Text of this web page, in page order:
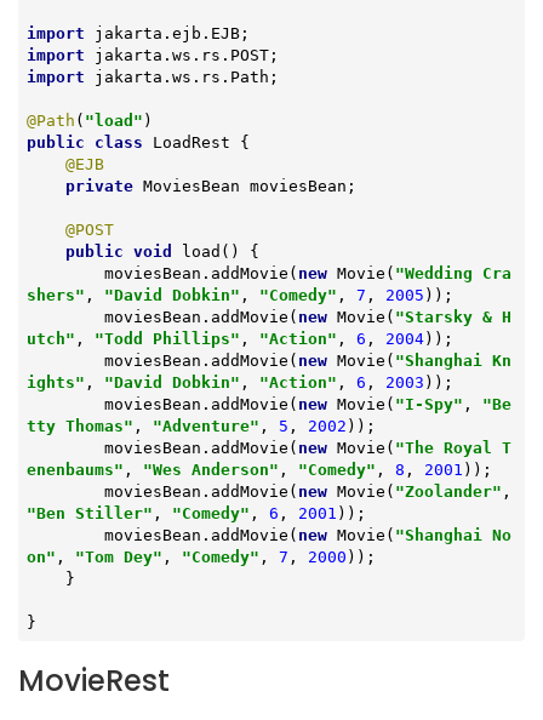
import
import
import jakarta.ws.rs.Path;
@Path ( "load"
public
class LoadRest
{
@EJB
private MoviesBean moviesBean;
@POST
public void load ()
{
        moviesBean.addMovie(
new Movie( "Wedding Cra
shers" , "David Dobkin" , "Comedy" , 7 , 2005 ));
        moviesBean.addMovie(
new Movie( "Starsky & H
utch" , "Todd Phillips" , "Action" , 6 , 2004));
        moviesBean.addMovie(
new Movie( "Shanghai Kn
ights" , "David Dobkin" , "Action" , 6 , 2003 ));
        moviesBean.addMovie(
new Movie( "I-Spy" , "Be
tty Thomas" , "Adventure" , 5 , 2002 ));
        moviesBean.addMovie(
new Movie( "The Royal T
enenbaums" , "Wes Anderson" , "Comedy" , 8 , 2001 ));
        moviesBean.addMovie(
new Movie( "Zoolander"
"Ben Stiller" , "Comedy" , 6 , 2001 ));
        moviesBean.addMovie(
new Movie( "Shanghai No
on" , "Tom Dey" , "Comedy" , 7 , 2000 ));
}
MovieRest